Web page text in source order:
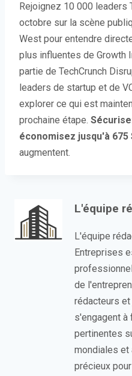
Rejoignez 10 000 leaders
octobre sur la scène
West pour entendre
plus influentes de Growth
partie de TechCrunch
leaders de startup et de
explorer ce qui est
prochaine étape.
économisez jusqu'à 675
augmentent.
L'équipe
L'équipe
Entreprises
de
rédacteurs
s'engagent à
pertinentes
mondiales et
précieux